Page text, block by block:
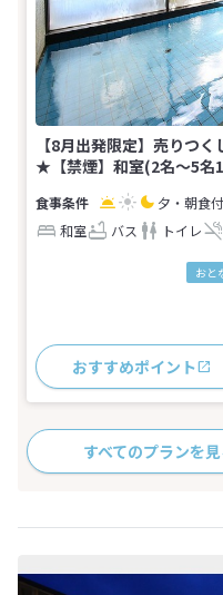
【8月出発限定】売り
★【禁煙】和室(2名～5名
夕・朝食
和室
バス トイレ
おと
おすすめポイント
すべてのプランを